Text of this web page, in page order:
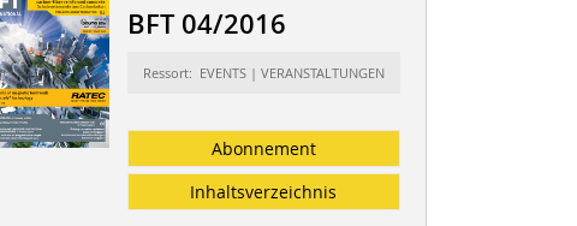
BFT 04/2016
Ressort: EVENTS | VERANSTALTUNGEN
Abonnement
Inhaltsverzeichnis